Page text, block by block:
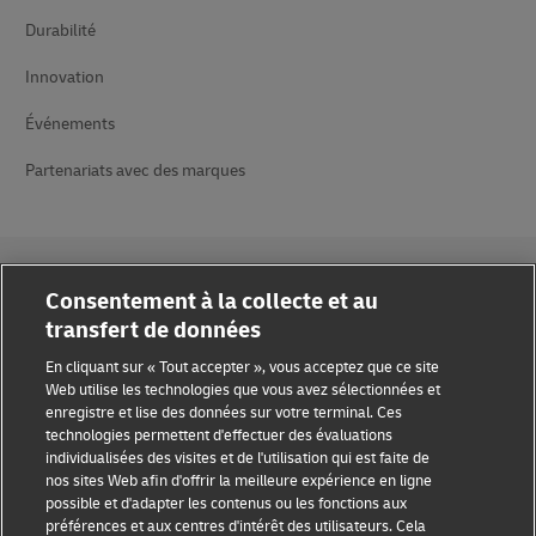
Durabilité
Innovation
Événements
Partenariats avec des marques
Sensibilisation à la fraude
Mention légale
Conditions d’utilisation
Confidentialité
Consentement à la collecte et au
transfert de données
En cliquant sur « Tout accepter », vous acceptez que ce site
Web utilise les technologies que vous avez sélectionnées et
enregistre et lise des données sur votre terminal. Ces
technologies permettent d'effectuer des évaluations
individualisées des visites et de l'utilisation qui est faite de
nos sites Web afin d'offrir la meilleure expérience en ligne
possible et d'adapter les contenus ou les fonctions aux
préférences et aux centres d'intérêt des utilisateurs. Cela